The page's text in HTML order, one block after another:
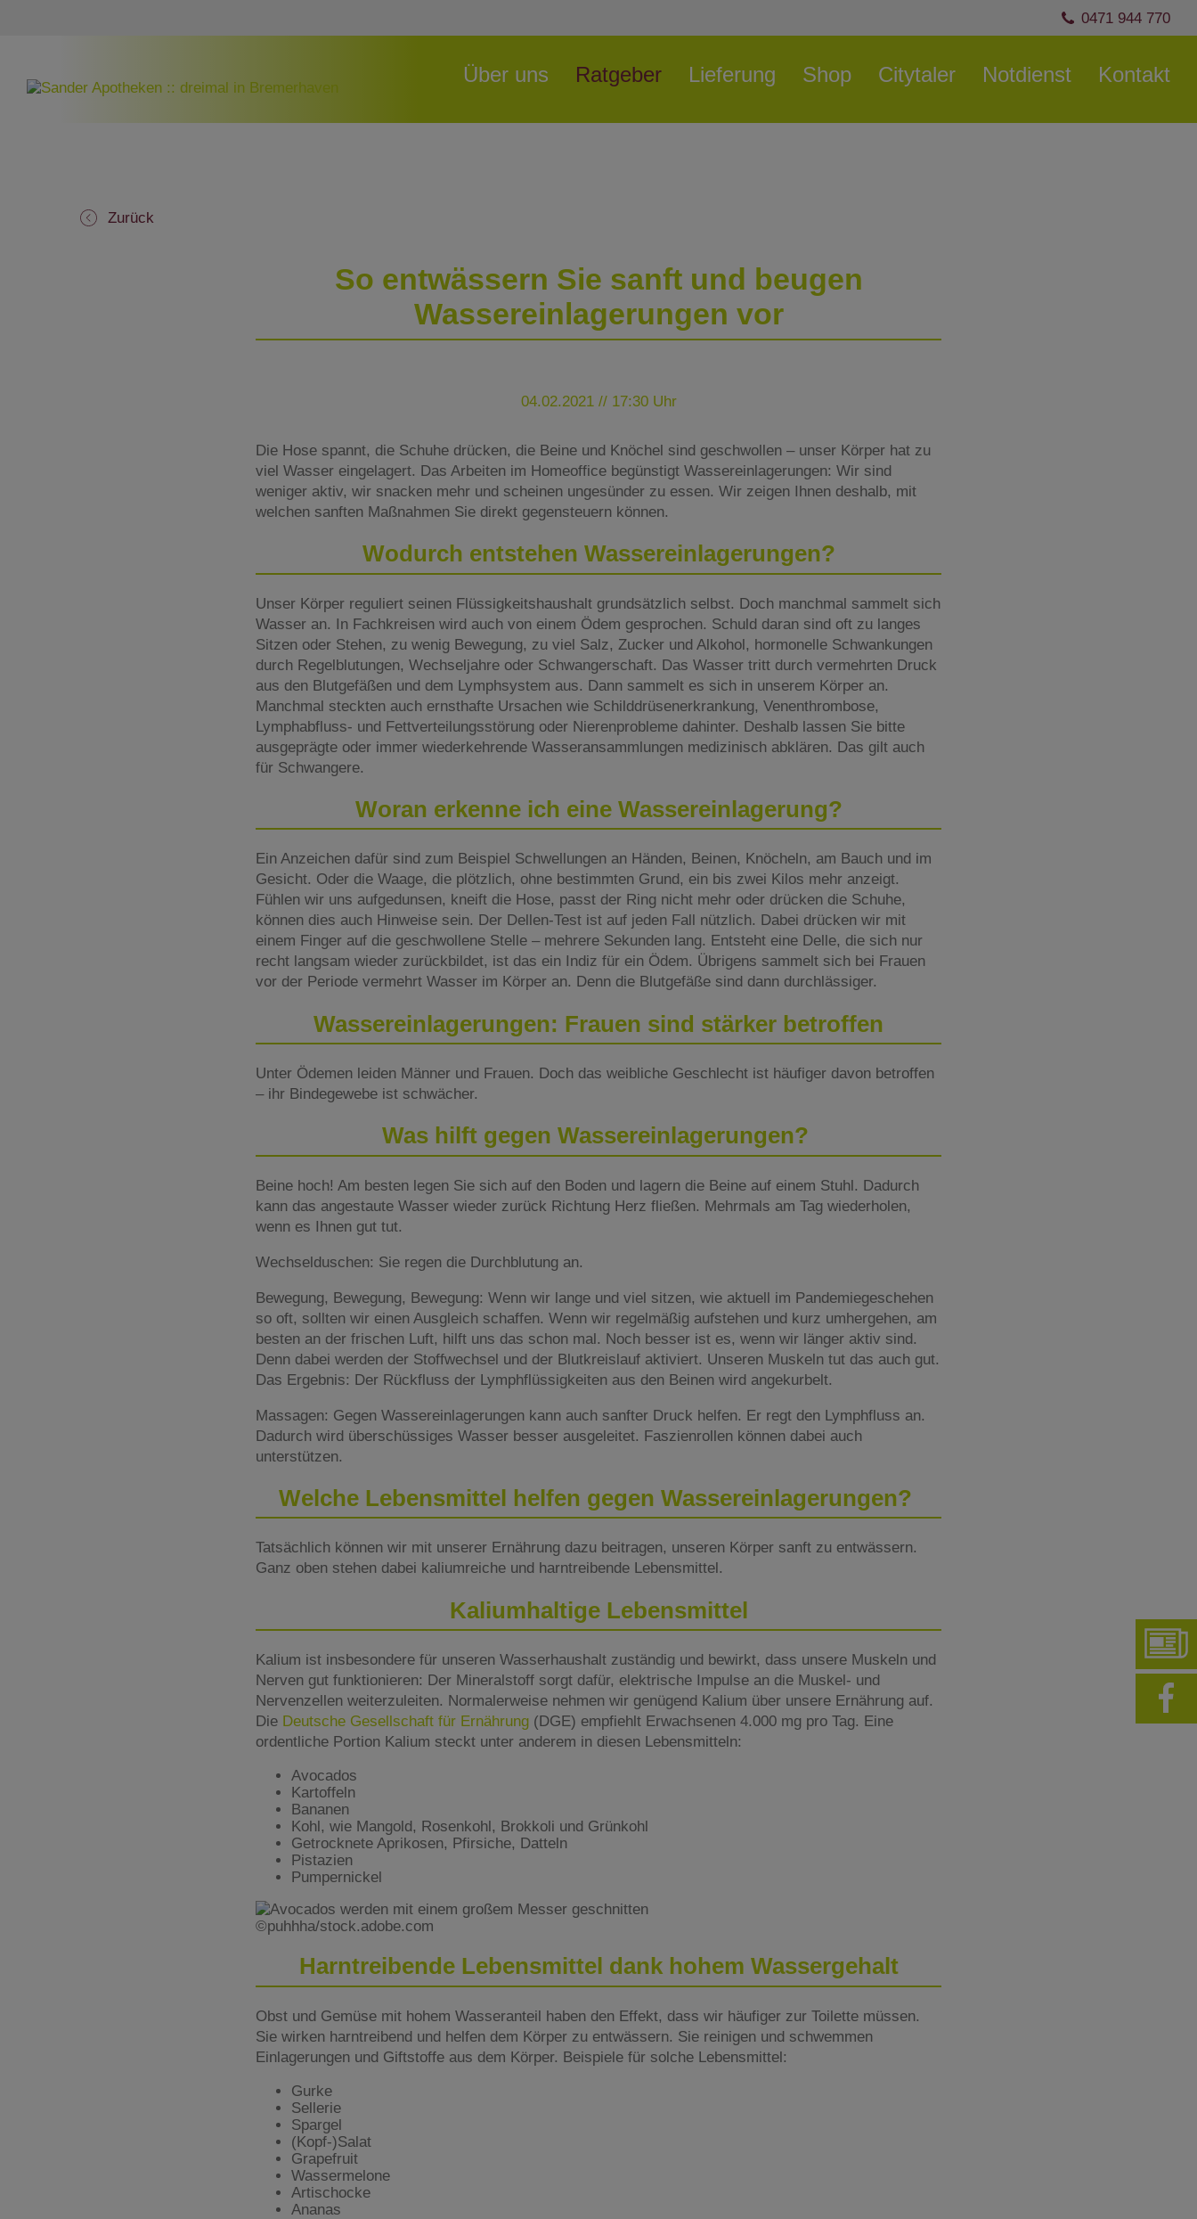
0471 944 770
Navigation
überspringen
Über uns Ratgeber Lieferung Shop Citytaler Notdienst Kontakt
Zurück
So entwässern Sie sanft und beugen
Wassereinlagerungen vor
04.02.2021 // 17:30 Uhr
Die Hose spannt, die Schuhe drücken, die Beine und Knöchel sind geschwollen – unser Körper hat zu
viel Wasser eingelagert. Das Arbeiten im Homeoffice begünstigt Wassereinlagerungen: Wir sind
weniger aktiv, wir snacken mehr und scheinen ungesünder zu essen. Wir zeigen Ihnen deshalb, mit
welchen sanften Maßnahmen Sie direkt gegensteuern können.
Wodurch entstehen Wassereinlagerungen?
Unser Körper reguliert seinen Flüssigkeitshaushalt grundsätzlich selbst. Doch manchmal sammelt sich
Wasser an. In Fachkreisen wird auch von einem Ödem gesprochen. Schuld daran sind oft zu langes
Sitzen oder Stehen, zu wenig Bewegung, zu viel Salz, Zucker und Alkohol, hormonelle Schwankungen
durch Regelblutungen, Wechseljahre oder Schwangerschaft. Das Wasser tritt durch vermehrten Druck
aus den Blutgefäßen und dem Lymphsystem aus. Dann sammelt es sich in unserem Körper an.
Manchmal steckten auch ernsthafte Ursachen wie Schilddrüsenerkrankung, Venenthrombose,
Lymphabfluss- und Fettverteilungsstörung oder Nierenprobleme dahinter. Deshalb lassen Sie bitte
ausgeprägte oder immer wiederkehrende Wasseransammlungen medizinisch abklären. Das gilt auch
für Schwangere.
Woran erkenne ich eine Wassereinlagerung?
Ein Anzeichen dafür sind zum Beispiel Schwellungen an Händen, Beinen, Knöcheln, am Bauch und im
Gesicht. Oder die Waage, die plötzlich, ohne bestimmten Grund, ein bis zwei Kilos mehr anzeigt.
Fühlen wir uns aufgedunsen, kneift die Hose, passt der Ring nicht mehr oder drücken die Schuhe,
können dies auch Hinweise sein. Der Dellen-Test ist auf jeden Fall nützlich. Dabei drücken wir mit
einem Finger auf die geschwollene Stelle – mehrere Sekunden lang. Entsteht eine Delle, die sich nur
recht langsam wieder zurückbildet, ist das ein Indiz für ein Ödem. Übrigens sammelt sich bei Frauen
vor der Periode vermehrt Wasser im Körper an. Denn die Blutgefäße sind dann durchlässiger.
Wassereinlagerungen: Frauen sind stärker betroffen
Unter Ödemen leiden Männer und Frauen. Doch das weibliche Geschlecht ist häufiger davon betroffen
– ihr Bindegewebe ist schwächer.
Was hilft gegen Wassereinlagerungen?
Beine hoch! Am besten legen Sie sich auf den Boden und lagern die Beine auf einem Stuhl. Dadurch
kann das angestaute Wasser wieder zurück Richtung Herz fließen. Mehrmals am Tag wiederholen,
wenn es Ihnen gut tut.
Wechselduschen: Sie regen die Durchblutung an.
Bewegung, Bewegung, Bewegung: Wenn wir lange und viel sitzen, wie aktuell im Pandemiegeschehen
so oft, sollten wir einen Ausgleich schaffen. Wenn wir regelmäßig aufstehen und kurz umhergehen, am
besten an der frischen Luft, hilft uns das schon mal. Noch besser ist es, wenn wir länger aktiv sind.
Denn dabei werden der Stoffwechsel und der Blutkreislauf aktiviert. Unseren Muskeln tut das auch gut.
Das Ergebnis: Der Rückfluss der Lymphflüssigkeiten aus den Beinen wird angekurbelt.
Massagen: Gegen Wassereinlagerungen kann auch sanfter Druck helfen. Er regt den Lymphfluss an.
Dadurch wird überschüssiges Wasser besser ausgeleitet. Faszienrollen können dabei auch
unterstützen.
Welche Lebensmittel helfen gegen Wassereinlagerungen?
Tatsächlich können wir mit unserer Ernährung dazu beitragen, unseren Körper sanft zu entwässern.
Ganz oben stehen dabei kaliumreiche und harntreibende Lebensmittel.
Kaliumhaltige Lebensmittel
Kalium ist insbesondere für unseren Wasserhaushalt zuständig und bewirkt, dass unsere Muskeln und
Nerven gut funktionieren: Der Mineralstoff sorgt dafür, elektrische Impulse an die Muskel- und
Nervenzellen weiterzuleiten. Normalerweise nehmen wir genügend Kalium über unsere Ernährung auf.
Die Deutsche Gesellschaft für Ernährung (DGE) empfiehlt Erwachsenen 4.000 mg pro Tag. Eine
ordentliche Portion Kalium steckt unter anderem in diesen Lebensmitteln:
Avocados
Kartoffeln
Bananen
Kohl, wie Mangold, Rosenkohl, Brokkoli und Grünkohl
Getrocknete Aprikosen, Pfirsiche, Datteln
Pistazien
Pumpernickel
©puhhha/stock.adobe.com
Harntreibende Lebensmittel dank hohem Wassergehalt
Obst und Gemüse mit hohem Wasseranteil haben den Effekt, dass wir häufiger zur Toilette müssen.
Sie wirken harntreibend und helfen dem Körper zu entwässern. Sie reinigen und schwemmen
Einlagerungen und Giftstoffe aus dem Körper. Beispiele für solche Lebensmittel:
Gurke
Sellerie
Spargel
(Kopf-)Salat
Grapefruit
Wassermelone
Artischocke
Ananas